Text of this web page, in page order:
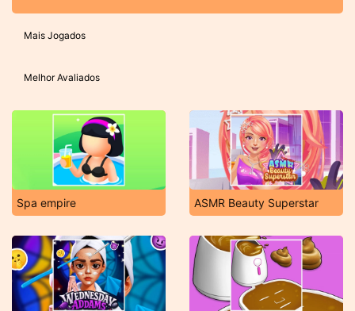
Mais Jogados
Melhor Avaliados
Spa empire ASMR Beauty Superstar